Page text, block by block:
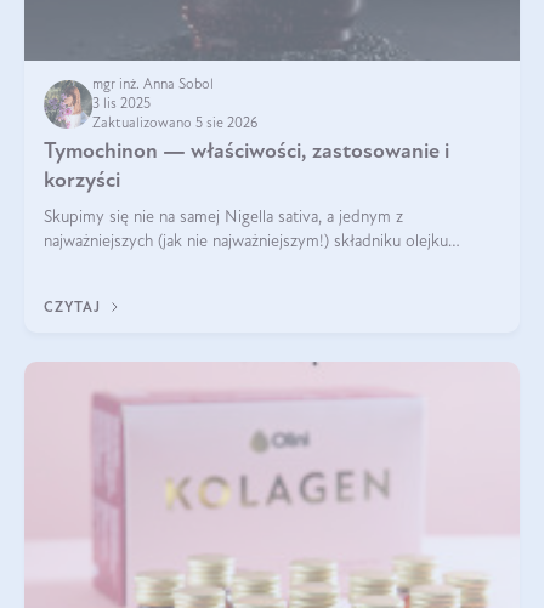
mgr inż. Anna Sobol
3 lis 2025
Zaktualizowano 5 sie 2026
Tymochinon — właściwości, zastosowanie i
korzyści
Skupimy się nie na samej Nigella sativa, a jednym z
najważniejszych (jak nie najważniejszym!) składniku olejku
CZYTAJ